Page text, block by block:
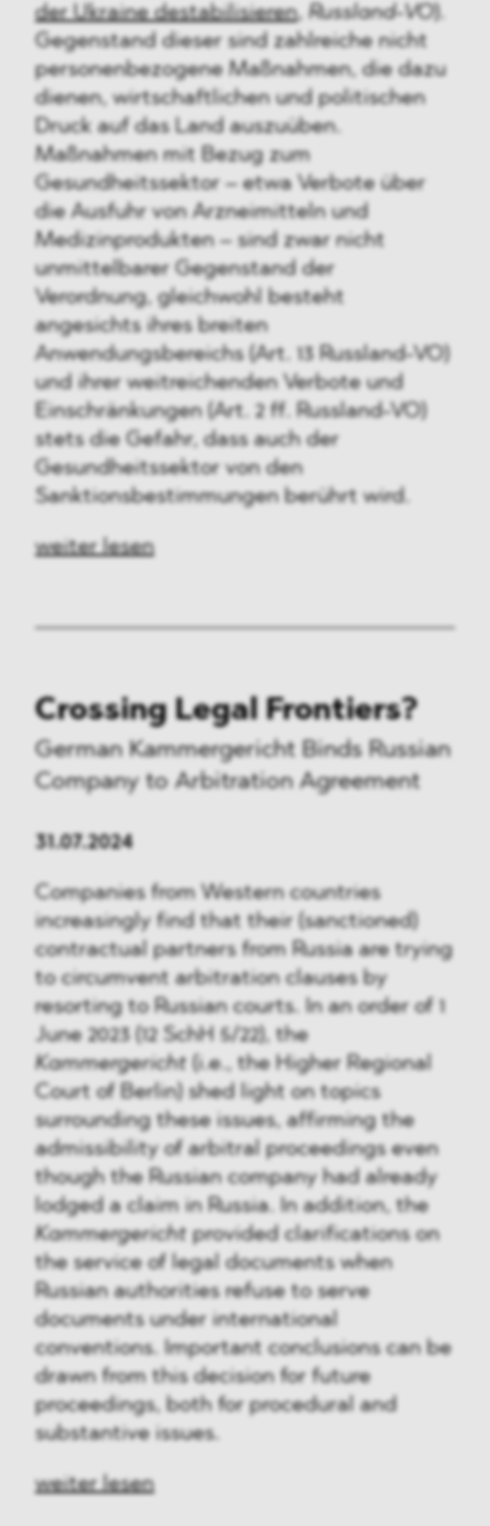
der Ukraine destabilisieren, Russland-VO).
Gegenstand dieser sind zahlreiche nicht
personenbezogene Maßnahmen, die dazu
dienen, wirtschaftlichen und politischen
Druck auf das Land auszuüben.
Maßnahmen mit Bezug zum
Gesundheitssektor – etwa Verbote über
die Ausfuhr von Arzneimitteln und
Medizinprodukten – sind zwar nicht
unmittelbarer Gegenstand der
Verordnung, gleichwohl besteht
angesichts ihres breiten
Anwendungsbereichs (Art. 13 Russland-VO)
und ihrer weitreichenden Verbote und
Einschränkungen (Art. 2 ff. Russland-VO)
stets die Gefahr, dass auch der
Gesundheitssektor von den
Sanktionsbestimmungen berührt wird.
weiter lesen
Crossing Legal Frontiers?
German Kammergericht Binds Russian
Company to Arbitration Agreement
31.07.2024
Companies from Western countries
increasingly find that their (sanctioned)
contractual partners from Russia are trying
to circumvent arbitration clauses by
resorting to Russian courts. In an order of 1
June 2023 (12 SchH 5/22), the
Kammergericht (i.e., the Higher Regional
Court of Berlin) shed light on topics
surrounding these issues, affirming the
admissibility of arbitral proceedings even
though the Russian company had already
lodged a claim in Russia. In addition, the
Kammergericht provided clarifications on
the service of legal documents when
Russian authorities refuse to serve
documents under international
conventions. Important conclusions can be
drawn from this decision for future
proceedings, both for procedural and
substantive issues.
weiter lesen